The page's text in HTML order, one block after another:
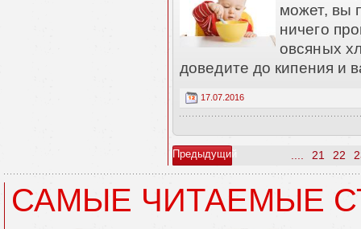
может, вы
ничего
овсяных
доведите до кипения и
17.07.2016
Предыдущий 21 22
САМЫЕ ЧИТАЕМЫЕ